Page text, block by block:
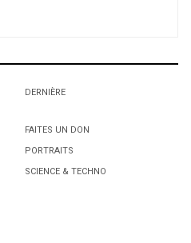
la justice canadienne
envers les algeriens
Court.
Court.
DERNIÈRE
FAITES UN DON
PORTRAITS
SCIENCE & TECHNO